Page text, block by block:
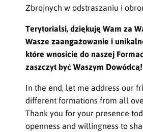
Zbrojnych w odstraszaniu i
Terytorialsi, dziękuję Wam za
Wasze zaangażowanie i
które wnosicie do naszej
zaszczyt być Waszym Dowódcą!
In the end, let me address our
different formations from all
Thank you for your presence
openness and willingness to